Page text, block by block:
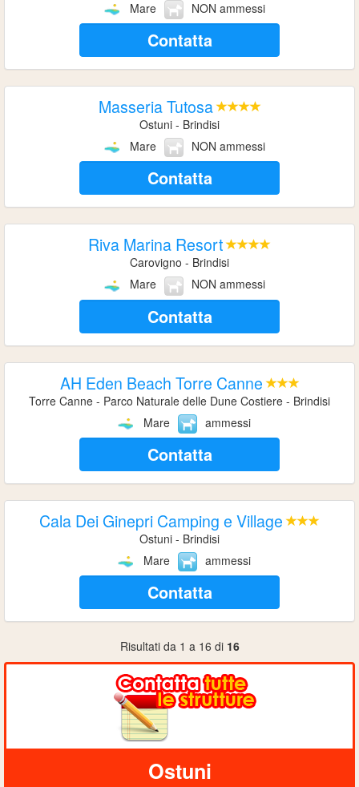
Mare NON ammessi
Contatta
Masseria Tutosa
Ostuni - Brindisi
Mare
NON ammessi
Contatta
Riva Marina Resort
Carovigno - Brindisi
Mare
NON ammessi
Contatta
AH Eden Beach Torre Canne
Torre Canne - Parco Naturale delle Dune Costiere - Brindisi
Mare
ammessi
Contatta
Cala Dei Ginepri Camping e Village
Ostuni - Brindisi
Mare
ammessi
Contatta
Risultati da 1 a 16 di 16
Ostuni